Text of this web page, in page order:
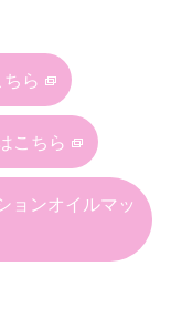
ら
こちら
ョンオイルマッ